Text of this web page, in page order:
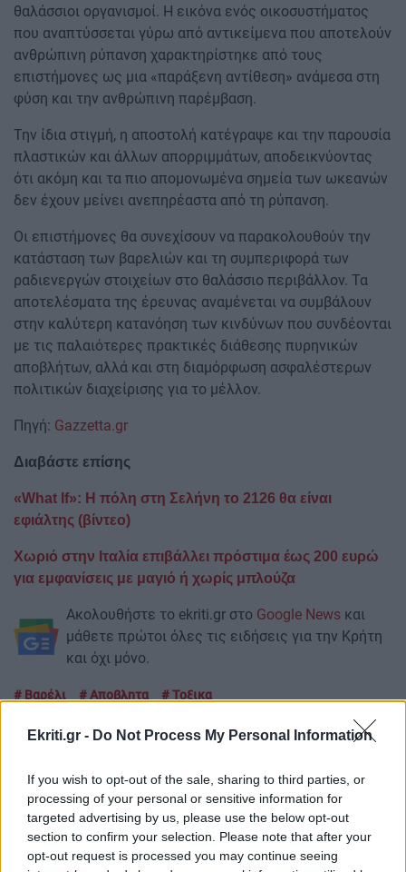
Ekriti.gr - Do Not Process My Personal Information
If you wish to opt-out of the sale, sharing to third parties, or
processing of your personal or sensitive information for
targeted advertising by us, please use the below opt-out
section to confirm your selection. Please note that after your
opt-out request is processed you may continue seeing
θαλάσσιοι οργανισμοί. Η εικόνα ενός οικοσυστήματος
που αναπτύσσεται γύρω από αντικείμενα που αποτελούν
ανθρώπινη ρύπανση χαρακτηρίστηκε από τους
επιστήμονες ως μια «παράξενη αντίθεση» ανάμεσα στη
φύση και την ανθρώπινη παρέμβαση.
Την ίδια στιγμή, η αποστολή κατέγραψε και την παρουσία
πλαστικών και άλλων απορριμμάτων, αποδεικνύοντας
ότι ακόμη και τα πιο απομονωμένα σημεία των ωκεανών
δεν έχουν μείνει ανεπηρέαστα από τη ρύπανση.
Οι επιστήμονες θα συνεχίσουν να παρακολουθούν την
κατάσταση των βαρελιών και τη συμπεριφορά των
ραδιενεργών στοιχείων στο θαλάσσιο περιβάλλον. Τα
αποτελέσματα της έρευνας αναμένεται να συμβάλουν
στην καλύτερη κατανόηση των κινδύνων που συνδέονται
με τις παλαιότερες πρακτικές διάθεσης πυρηνικών
αποβλήτων, αλλά και στη διαμόρφωση ασφαλέστερων
πολιτικών διαχείρισης για το μέλλον.
Πηγή: Gazzetta.gr
Διαβάστε επίσης
«What If»: Η πόλη στη Σελήνη το 2126 θα είναι
εφιάλτης (βίντεο)
Χωριό στην Ιταλία επιβάλλει πρόστιμα έως 200 ευρώ
για εμφανίσεις με μαγιό ή χωρίς μπλούζα
Ακολουθήστε το ekriti.gr στο Google News και
μάθετε πρώτοι όλες τις ειδήσεις για την Κρήτη
και όχι μόνο.
Βαρέλι Αποβλητα Τοξικα
ΡΟΗ ΕΙΔΗΣΕΩΝ
07:00